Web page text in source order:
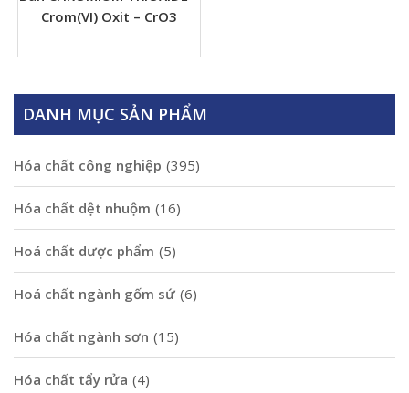
Crom(VI) Oxit – CrO3
DANH MỤC SẢN PHẨM
Hóa chất công nghiệp (395)
Hóa chất dệt nhuộm (16)
Hoá chất dược phẩm (5)
Hoá chất ngành gốm sứ (6)
Hóa chất ngành sơn (15)
Hóa chất tẩy rửa (4)